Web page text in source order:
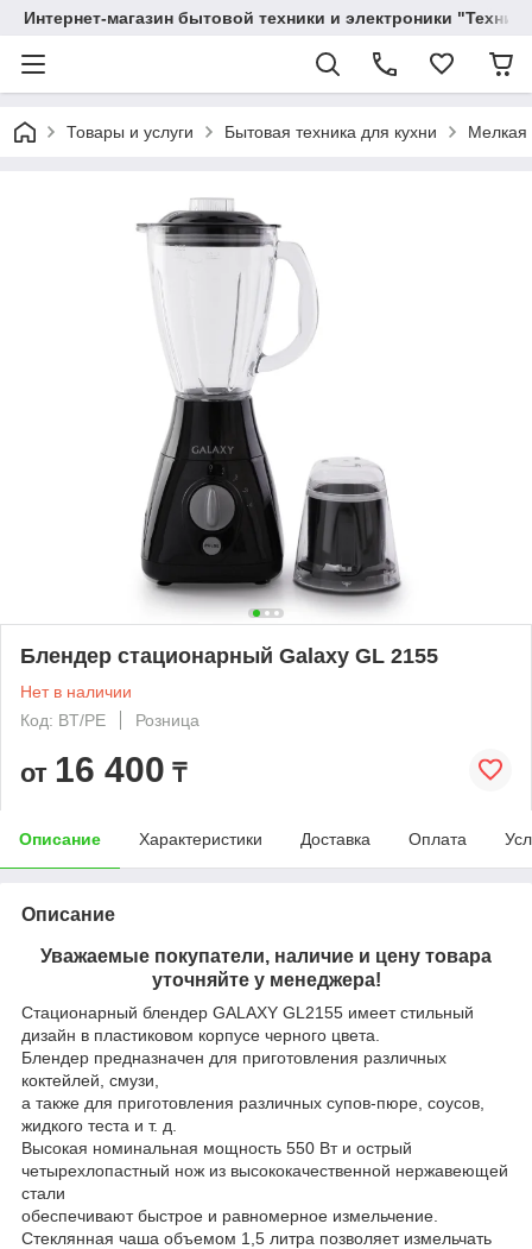
Интернет-магазин бытовой техники и электроники
Товары и услуги Бытовая техника для кухни Мелкая
Блендер стационарный Galaxy GL 2155
Нет в наличии
Код: BT/PE
Розница
от 16 400 ₸
Описание Характеристики Доставка Оплата
Описание
Уважаемые покупатели, наличие и цену товара
уточняйте у менеджера!
Стационарный блендер GALAXY GL2155 имеет стильный
дизайн в пластиковом корпусе черного цвета.
Блендер предназначен для приготовления различных
коктейлей, смузи,
а также для приготовления различных супов-пюре, соусов,
жидкого теста и т. д.
Высокая номинальная мощность 550 Вт и острый
четырехлопастный нож из высококачественной нержавеющей
стали
обеспечивают быстрое и равномерное измельчение.
Стеклянная чаша объемом 1,5 литра позволяет измельчать